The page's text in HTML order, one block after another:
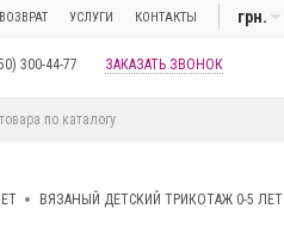
УСЛУГИ КОНТАКТЫ грн.
300-44-77 ЗАКАЗАТЬ ЗВОНОК
ВЯЗАНЫЙ ДЕТСКИЙ ТРИКОТАЖ 0-5 ЛЕТ